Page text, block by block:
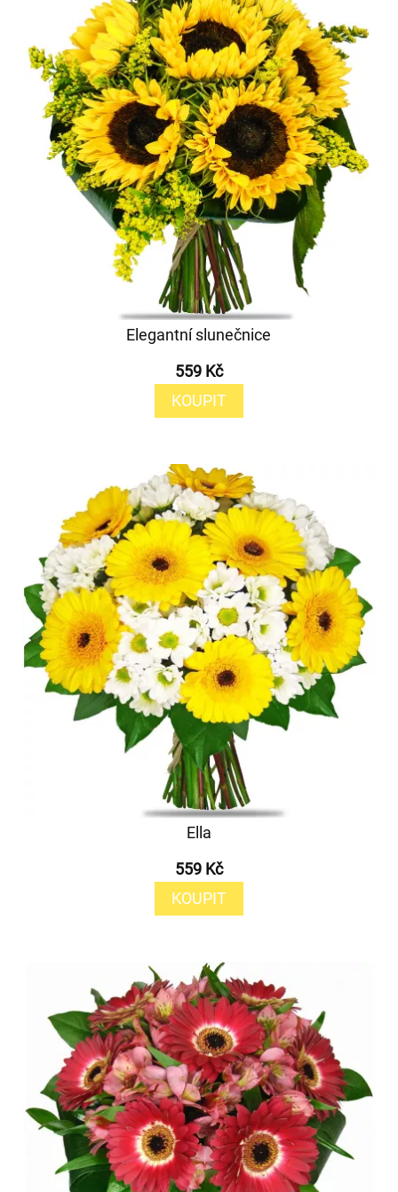
Elegantní slunečnice
559 Kč
KOUPIT
Ella
559 Kč
KOUPIT